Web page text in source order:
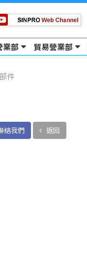
業部 貿易營業部
件
絡我們 返回